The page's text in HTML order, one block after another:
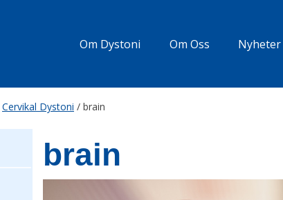
Om Dystoni Om Oss Nyheter
Cervikal Dystoni / brain
brain